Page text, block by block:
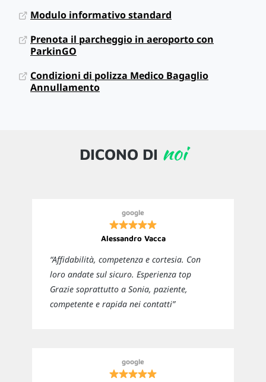
Modulo informativo standard
Prenota il parcheggio in aeroporto con
ParkinGO
Condizioni di polizza Medico Bagaglio
Annullamento
DICONO DI noi
google
Alessandro Vacca
“Affidabilità, competenza e cortesia. Con
loro andate sul sicuro. Esperienza top
Grazie soprattutto a Sonia, paziente,
competente e rapida nei contatti”
google